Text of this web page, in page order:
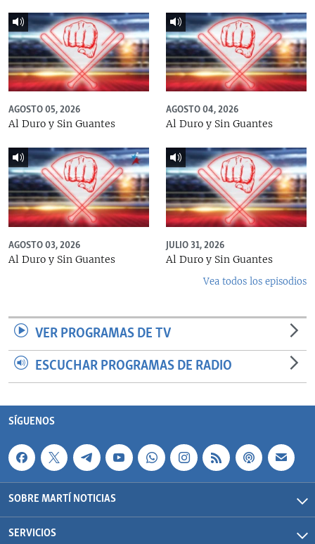
AGOSTO 05, 2026
Al Duro y Sin Guantes
AGOSTO 04, 2026
Al Duro y Sin Guantes
AGOSTO 03, 2026
Al Duro y Sin Guantes
JULIO 31, 2026
Al Duro y Sin Guantes
Vea todos los episodios
VER PROGRAMAS DE TV
ESCUCHAR PROGRAMAS DE RADIO
SÍGUENOS
SOBRE MARTÍ NOTICIAS
SERVICIOS